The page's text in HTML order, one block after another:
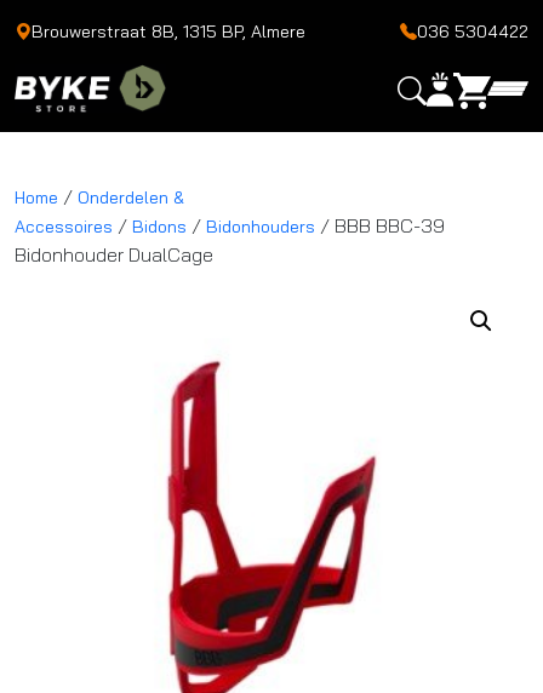
Brouwerstraat 8B, 1315 BP, Almere 036 5304422
Home / Onderdelen &
Accessoires / Bidons / Bidonhouders / BBB BBC-39
Bidonhouder DualCage